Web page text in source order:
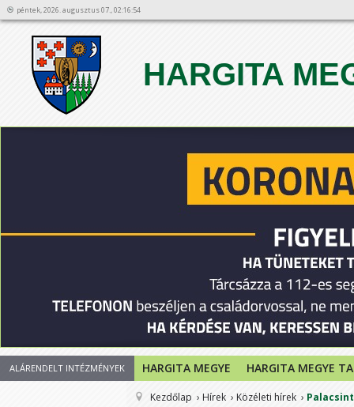
péntek, 2026. augusztus 07., 02:16:54
HARGITA
12
ALÁRENDELT INTÉZMÉNYEK HARGITA MEGYE HARGITA MEGYE
Kezdőlap Hírek Közéleti hírek